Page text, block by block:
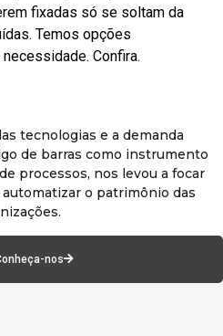
fixadas só se soltam da
Temos opções
Confira.
tecnologias e a demanda
de barras como instrumento
processos, nos levou a focar
o patrimônio das
nos